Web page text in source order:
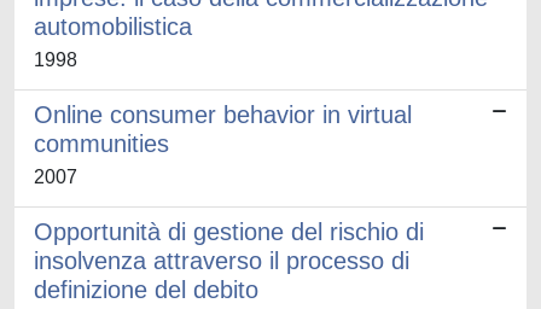
automobilistica
1998
Online consumer behavior in virtual
communities
2007
Opportunità di gestione del rischio di
insolvenza attraverso il processo di
definizione del debito